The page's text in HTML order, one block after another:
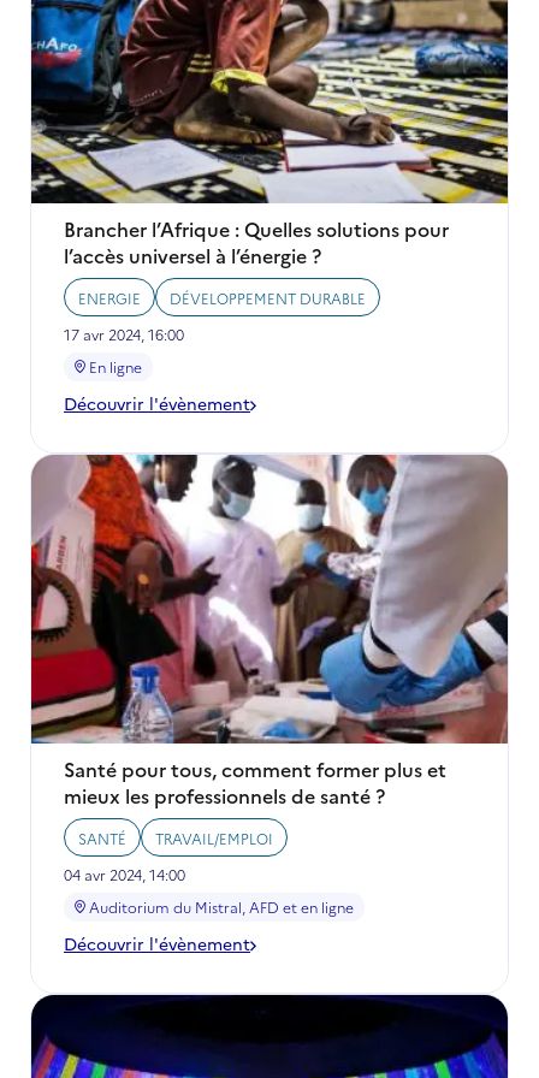
développement
durable
#Paris2024
Brancher l’Afrique : Quelles solutions pour
l’accès universel à l’énergie ?
ENERGIE
DÉVELOPPEMENT DURABLE
17 avr 2024, 16:00
En ligne
Découvrir l'évènement
-
l’Afrique
:
Quelles
solutions
pour
l’accès
universel
à
l’énergie
?
Santé pour tous, comment former plus et
mieux les professionnels de santé ?
SANTÉ
TRAVAIL/EMPLOI
04 avr 2024, 14:00
Auditorium du Mistral, AFD et en ligne
Découvrir l'évènement
-
pour
tous,
comment
former
plus